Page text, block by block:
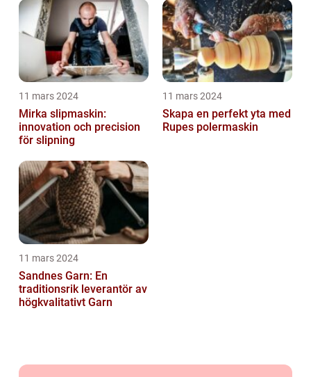
11 mars 2024
Mirka slipmaskin:
innovation och precision
för slipning
11 mars 2024
Skapa en perfekt yta med
Rupes polermaskin
11 mars 2024
Sandnes Garn: En
traditionsrik leverantör av
högkvalitativt Garn